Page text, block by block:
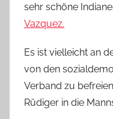
sehr schöne
Vazquez.
Es ist vielleicht an
von den
Verband zu
Rüdiger in die